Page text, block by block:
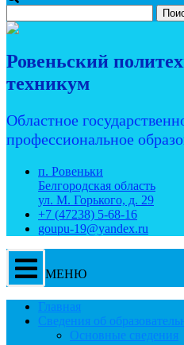
Ровеньский
техникум
Областное
профессиональное
п. Ровеньки
Белгородская область
ул. М. Горького, д. 29
+7 (47238) 5-68-16
goupu-19@yandex.ru
МЕНЮ
Главная
Сведения об
Основные сведения